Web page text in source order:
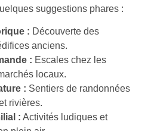
suggestions phares :
: Découverte des
anciens.
: Escales chez les
locaux.
: Sentiers de randonnées
rivières.
: Activités ludiques et